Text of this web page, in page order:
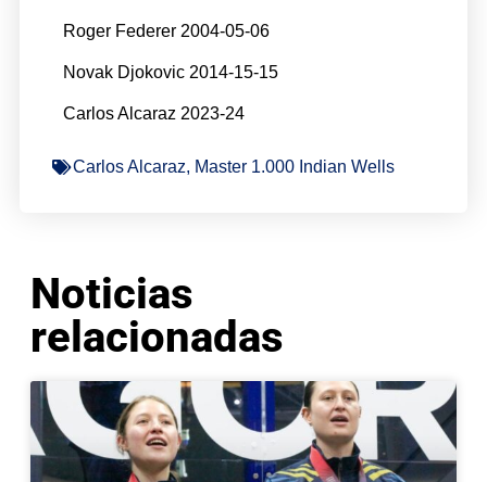
Roger Federer 2004-05-06
Novak Djokovic 2014-15-15
Carlos Alcaraz 2023-24
Carlos Alcaraz, Master 1.000 Indian Wells
Noticias
relacionadas